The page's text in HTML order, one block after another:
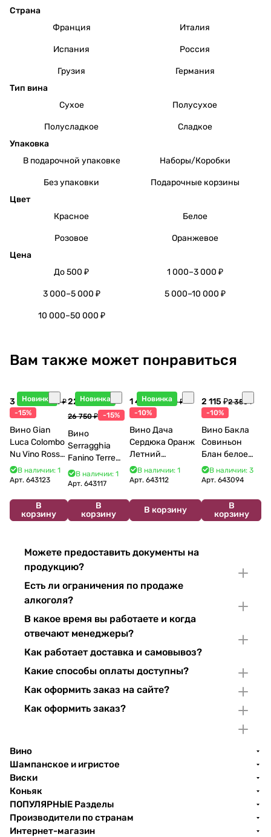
Страна
Франция
Италия
Испания Россия
Грузия
Германия
Тип вина
Сухое
Полусухое
Полусладкое
Сладкое
Упаковка
В подарочной упаковке
Наборы/Коробки
Без упаковки
Подарочные корзины
Цвет
Красное
Белое
Розовое
Оранжевое
Цена
До 500 ₽
1 000–3 000 ₽
3 000–5 000 ₽ 5 000–10 000 ₽
10 000–50 000 ₽
Вам также может понравиться
Новинка
3 998 ₽4 704 ₽
-15%
Вино Gian
Luca Colombo
Nu Vino Rosso
2025 750 мл
В наличии: 1
Арт. 643123
В
корзину
Новинка
22 738 ₽
26 750 ₽ -15%
Вино
Serragghia
Fanino Terre
Siciliane IGP
2022 750 мл
В наличии: 1
Арт.643117
В
корзину
Новинка
1 440 ₽1 600 ₽
-10%
Вино Дача
Сердюка Оранж
Летний
Сибирьковый
2024 750 мл
В наличии: 1
Арт. 643112
В корзину
2 115 ₽2 350 ₽
-10%
Вино Бакла
Совиньон
Блан белое
сухое 750 мл
12%
В наличии: 3
Арт.643094
В
корзину
Можете предоставить документы на
продукцию?
Есть ли ограничения по продаже
алкоголя?
В какое время вы работаете и когда
отвечают менеджеры?
Как работает доставка и самовывоз?
Какие способы оплаты доступны?
Как оформить заказ на сайте?
Как оформить заказ?
Вино
Шампанское и игристое
Виски
Коньяк
ПОПУЛЯРНЫЕ Разделы
Производители по странам
Интернет-магазин